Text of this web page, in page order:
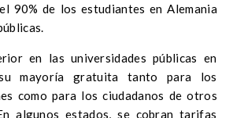
extraescolares.
90% de los estudiantes en Alemania
en las universidades públicas en
mayoría gratuita tanto para los
como para los ciudadanos de otros
algunos estados, se cobran tarifas